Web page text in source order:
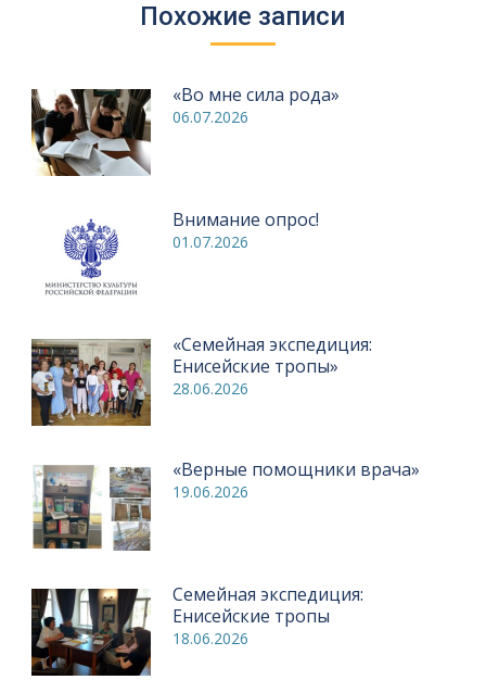
Похожие записи
«Во мне сила рода»
06.07.2026
Внимание опрос!
01.07.2026
«Семейная экспедиция:
Енисейские тропы»
28.06.2026
«Верные помощники врача»
19.06.2026
Семейная экспедиция:
Енисейские тропы
18.06.2026